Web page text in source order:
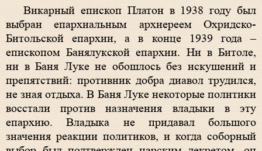
Викарный епископ Платон в 1938 году был
выбран епархиальным архиереем Охридско-
Битольской епархии, а в конце 1939 года –
епископом Банялукской епархии. Ни в Битоле,
ни в Баня Луке не обошлось без искушений и
препятствий: противник добра диавол трудился,
не зная отдыха. В Баня Луке некоторые политики
восстали против назначения владыки в эту
епархию. Владыка не придавал большого
значения реакции политиков, и когда соборный